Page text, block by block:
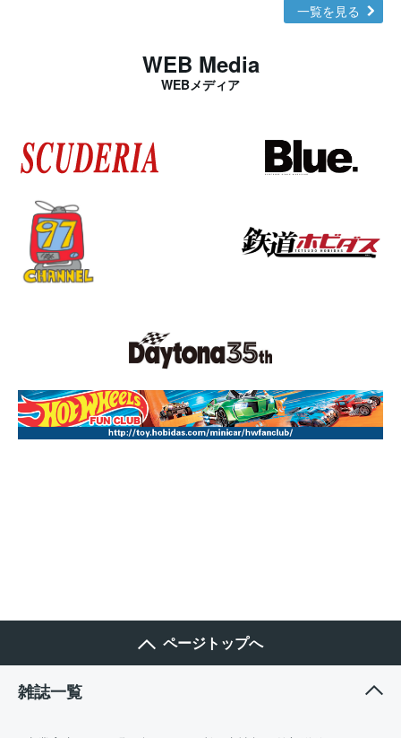
一覧を見る
WEB Media
WEBメディア
ページトップへ
雑誌一覧